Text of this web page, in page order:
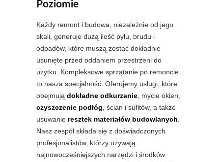
Poziomie
Każdy remont i budowa, niezależnie od jego
skali, generuje dużą ilość pyłu, brudu i
odpadów, które muszą zostać dokładnie
usunięte przed oddaniem przestrzeni do
użytku. Kompleksowe sprzątanie po remoncie
to nasza specjalność. Oferujemy usługi, które
obejmują dokładne odkurzanie , mycie okien,
czyszczenie podłóg , ścian i sufitów, a także
usuwanie resztek materiałów budowlanych
Nasz zespół składa się z doświadczonych
profesjonalistów, którzy używają
najnowocześniejszych narzędzi i środków